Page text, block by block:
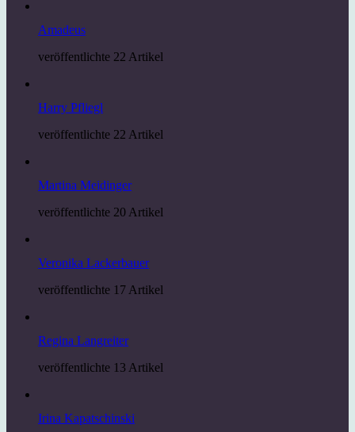
Amadeus
veröffentlichte 22 Artikel
Harry Pfliegl
veröffentlichte 22 Artikel
Martina Meidinger
veröffentlichte 20 Artikel
Veronika Lackerbauer
veröffentlichte 17 Artikel
Regina Langreiter
veröffentlichte 13 Artikel
Irina Kapatschinski